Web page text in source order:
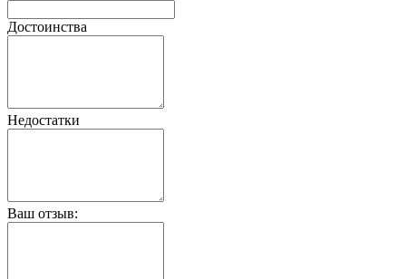
Достоинства
Недостатки
Ваш отзыв: